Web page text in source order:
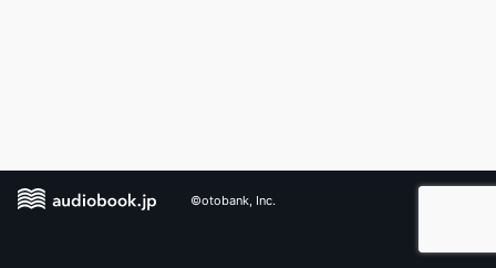
©otobank, Inc.